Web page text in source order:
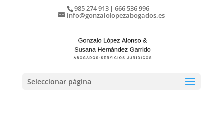
985 274 913 | 666 536 996
info@gonzalolopezabogados.es
Seleccionar página